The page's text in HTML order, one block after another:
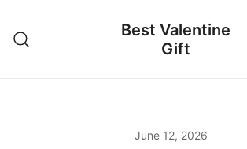
content
Best Valentine
Gift
June 12, 2026